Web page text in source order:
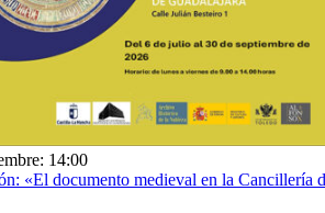
14:00
«El documento medieval en la Cancillería